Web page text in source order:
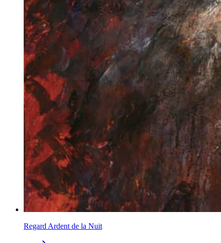
Regard Ardent de la Nuit